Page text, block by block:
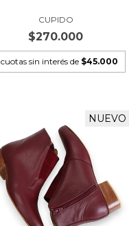
CUPIDO
$270.000
cuotas sin interés de $45.000
NUEVO